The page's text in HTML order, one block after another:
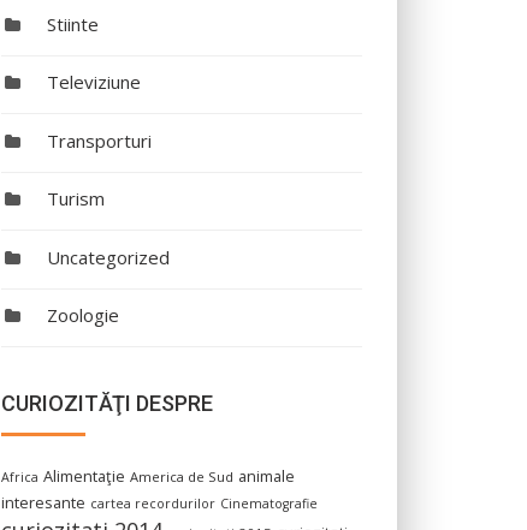
Stiinte
Televiziune
Transporturi
Turism
Uncategorized
Zoologie
CURIOZITĂŢI DESPRE
Africa Alimentaţie America de Sud animale
interesante cartea recordurilor Cinematografie